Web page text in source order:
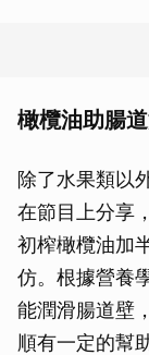
橄欖油助腸
除了水果類以
在節目上分享
初榨橄欖油加
仿。根據營養
能潤滑腸道壁
順有一定的幫